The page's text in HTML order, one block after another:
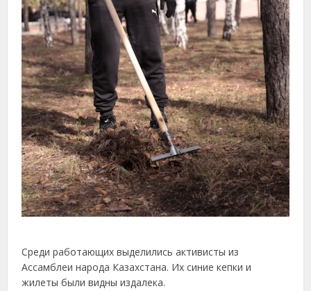
Среди работающих выделились активисты из
Ассамблеи народа Казахстана. Их синие кепки и
жилеты были видны издалека.